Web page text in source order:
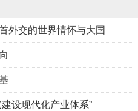
外交的世界情怀与大国
设现代化产业体系”